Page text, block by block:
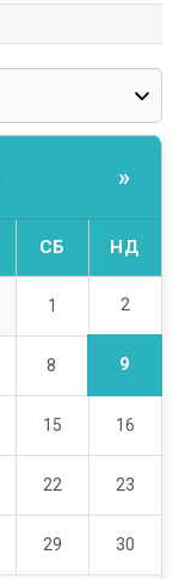
»
СБ НД
1 2
8 9
15 16
22 23
29 30